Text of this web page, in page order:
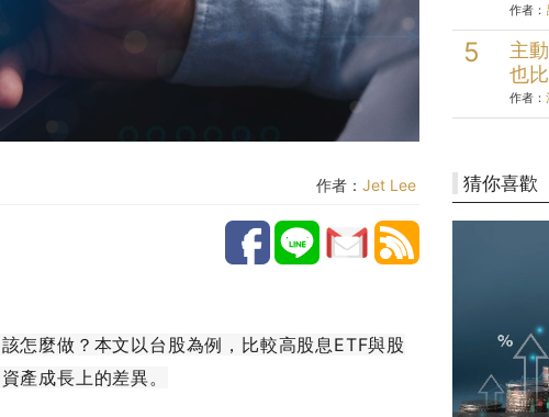
作者： Jet Lee
怎麼做？本文以台股為例，比較高股息ETF與股
產成長上的差異。
作者：
主
也
作者：
猜你喜歡